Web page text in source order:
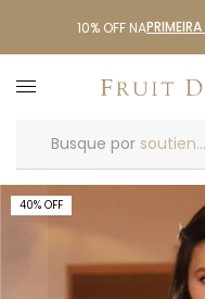
10% OFF NA
Busque por soutien...
40% OFF